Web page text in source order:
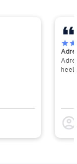
starstar
heel
account_circle